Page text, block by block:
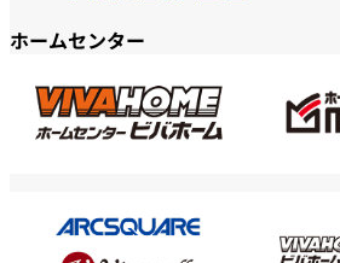
ホームセンター